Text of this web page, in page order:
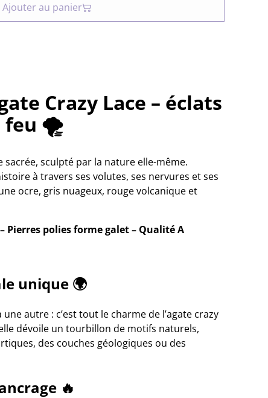
Ajouter au panier
Crazy Lace – éclats
feu 🌪️
sculpté par la nature elle-même.
à travers ses volutes, ses nervures et ses
ocre, gris nuageux, rouge volcanique et
Pierres polies forme galet – Qualité A
unique 🌍
autre : c’est tout le charme de l’agate crazy
dévoile un tourbillon de motifs naturels,
des couches géologiques ou des
🔥